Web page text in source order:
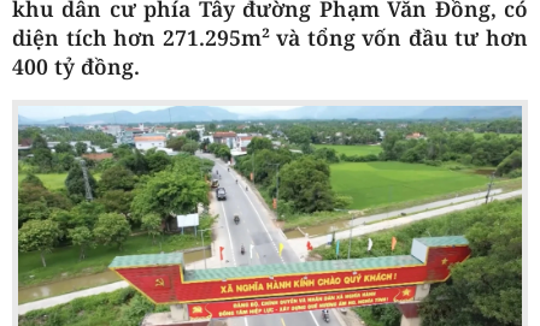
khu dân cư phía Tây đường Phạm Văn Đồng, có
diện tích hơn 271.295m² và tổng vốn đầu tư hơn
400 tỷ đồng.